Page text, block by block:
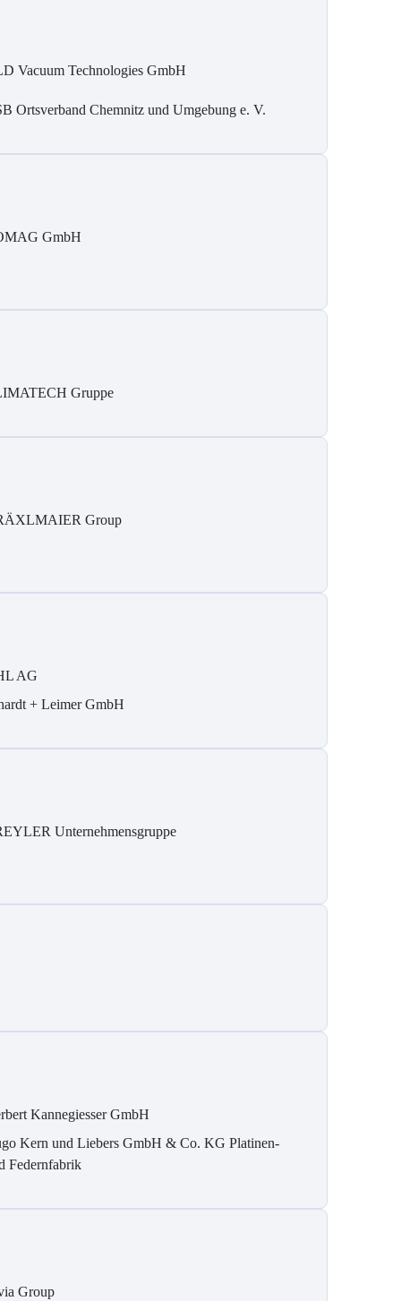
Vacuum Technologies GmbH
Ortsverband Chemnitz und Umgebung e. V.
GmbH
Gruppe
Group
AG
+ Leimer GmbH
Unternehmensgruppe
Kannegiesser GmbH
Kern und Liebers GmbH & Co. KG Platinen-
Federnfabrik
Group